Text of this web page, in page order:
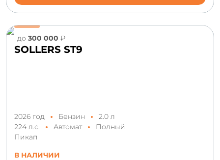
до 300 000 ₽
SOLLERS ST9
2026 год Бензин
2.0 л
224 л.с.
Автомат
Полный
Пикап
В НАЛИЧИИ